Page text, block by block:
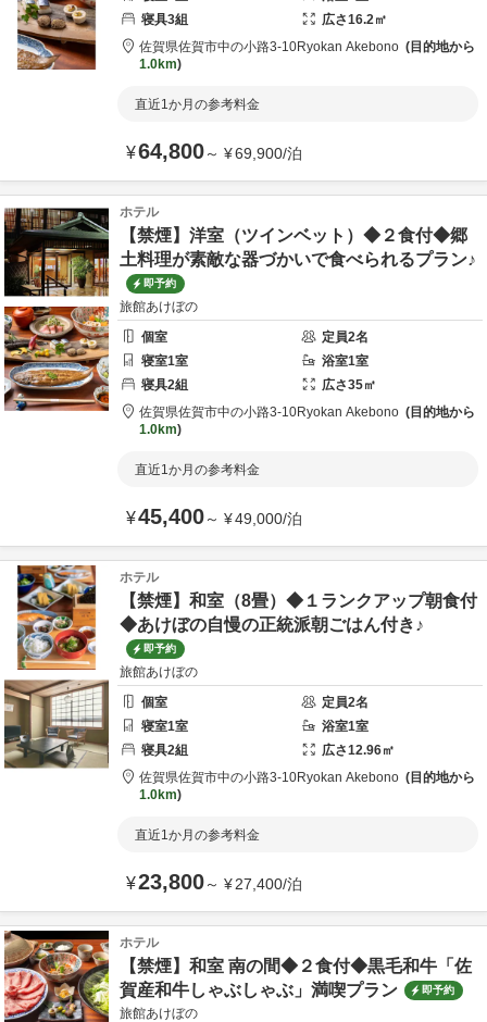
寝具3組 広さ16.2㎡
佐賀県佐賀市中の小路3-10Ryokan Akebono
目的地から
1.0km
直近1か月の参考料金
¥64,800～ ¥69,900/泊
ホテル
【禁煙】洋室（ツインベット）◆２食付◆郷
土料理が素敵な器づかいで食べられるプラン♪
即予約
旅館あけぼの
個室
定員2名
寝室1室 浴室1室
寝具2組 広さ35㎡
佐賀県佐賀市中の小路3-10Ryokan Akebono
目的地から
1.0km
直近1か月の参考料金
¥45,400～ ¥49,000/泊
ホテル
【禁煙】和室（8畳）◆１ランクアップ朝食付
◆あけぼの自慢の正統派朝ごはん付き♪
即予約
旅館あけぼの
個室
定員2名
寝室1室 浴室1室
寝具2組 広さ12.96㎡
佐賀県佐賀市中の小路3-10Ryokan Akebono
目的地から
1.0km
直近1か月の参考料金
¥23,800～ ¥27,400/泊
ホテル
【禁煙】和室 南の間◆２食付◆黒毛和牛「佐
賀産和牛しゃぶしゃぶ」満喫プラン
即予約
旅館あけぼの